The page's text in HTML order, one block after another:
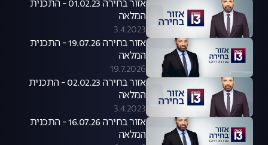
אזור בחירה 01.02.23 - התכנית
המלאה
3.4.2023
אזור בחירה 19.07.26 - התכנית
המלאה
19.7.2026
אזור בחירה 02.02.23 - התכנית
המלאה
3.4.2023
אזור בחירה 16.07.26 - התכנית
המלאה